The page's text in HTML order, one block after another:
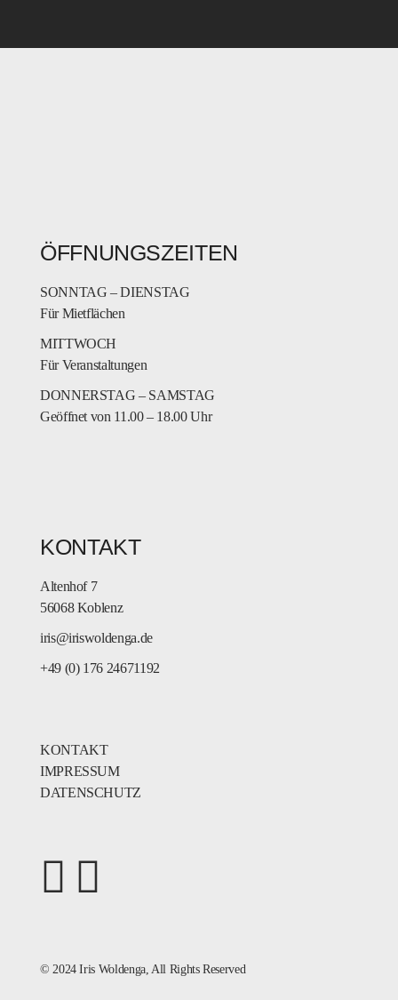
ÖFFNUNGSZEITEN
SONNTAG – DIENSTAG
Für Mietflächen
MITTWOCH
Für Veranstaltungen
DONNERSTAG – SAMSTAG
Geöffnet von 11.00 – 18.00 Uhr
KONTAKT
IMPRESSUM
DATENSCHUTZ
© 2024Iris Woldenga, All Rights Reserved
KONTAKT
Altenhof 7
56068 Koblenz
iris@iriswoldenga.de
+49 (0) 176 24671192